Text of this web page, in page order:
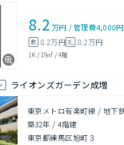
8.2 万円 /管理費4,000円
敷 8.2万円礼 8.2万円
1K / 19㎡ /4階
ライオンズガーデン成増
東京メトロ有楽町線 / 地下
築32年 /4階建
東京都練馬区旭町３